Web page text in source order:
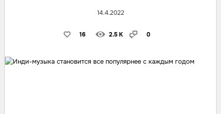
14.4.2022
16 2.5 K 0